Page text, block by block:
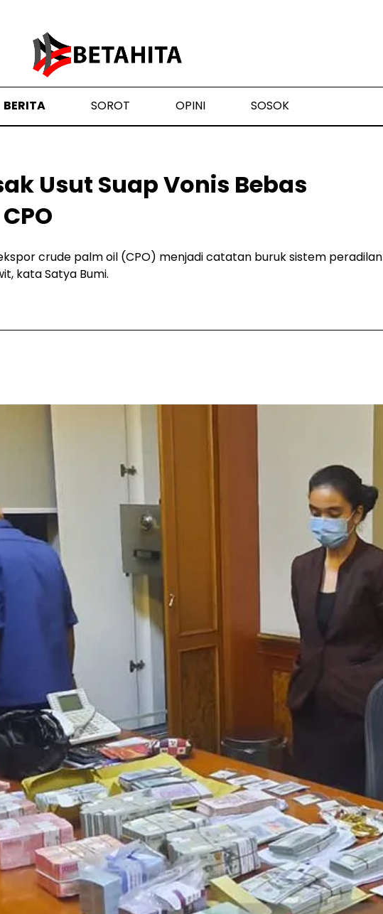
BERITA SOROT OPINI SOSOK
Usut Suap Vonis Bebas
crude palm oil (CPO) menjadi catatan buruk sistem peradilan
kata Satya Bumi.